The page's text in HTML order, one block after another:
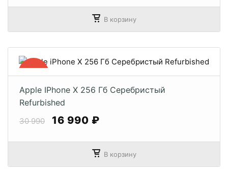
В корзину
Apple IPhone X 256 Гб Серебристый
Refurbished
30 990 16 990 ₽
В корзину